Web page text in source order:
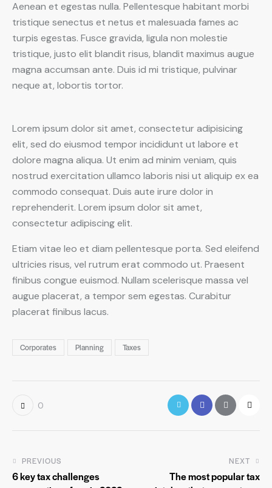
Aenean et egestas nulla. Pellentesque habitant morbi
tristique senectus et netus et malesuada fames ac
turpis egestas. Fusce gravida, ligula non molestie
tristique, justo elit blandit risus, blandit maximus augue
magna accumsan ante. Duis id mi tristique, pulvinar
neque at, lobortis tortor.
Lorem ipsum dolor sit amet, consectetur adipisicing
elit, sed do eiusmod tempor incididunt ut labore et
dolore magna aliqua. Ut enim ad minim veniam, quis
nostrud exercitation ullamco laboris nisi ut aliquip ex ea
commodo consequat. Duis aute irure dolor in
reprehenderit. Lorem ipsum dolor sit amet,
consectetur adipiscing elit.
Etiam vitae leo et diam pellentesque porta. Sed eleifend
ultricies risus, vel rutrum erat commodo ut. Praesent
finibus congue euismod. Nullam scelerisque massa vel
augue placerat, a tempor sem egestas. Curabitur
placerat finibus lacus.
Corporates Planning Taxes
0
PREVIOUS
6 key tax challenges
NEXT
The most popular tax